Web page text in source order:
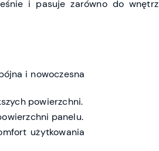
i pasuje zarówno do wnętrz
i nowoczesna
powierzchni.
panelu.
użytkowania